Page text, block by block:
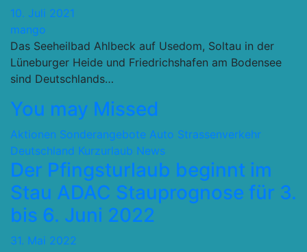
10. Juli 2021
mango
Das Seeheilbad Ahlbeck auf Usedom, Soltau in der
Lüneburger Heide und Friedrichshafen am Bodensee
sind Deutschlands…
You may Missed
Aktionen Sonderangebote Auto Strassenverkehr
Deutschland Kurzurlaub News
Der Pfingsturlaub beginnt im
Stau ADAC Stauprognose für 3.
bis 6. Juni 2022
31. Mai 2022